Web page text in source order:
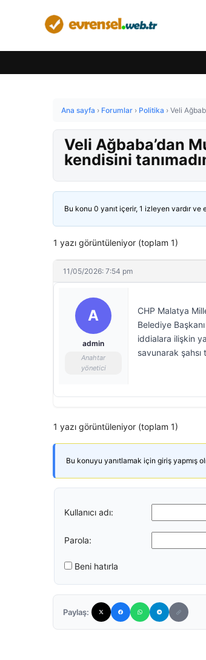
Ana sayfa › Forumlar › Politika › Veli
Veli Ağbaba’dan
kendisini
Bu konu 0 yanıt içerir, 1 izleyen vardır ve
1 yazı görüntüleniyor (toplam 1)
11/05/2026: 7:54 pm
A
admin
Anahtar
yönetici
CHP Malatya
Belediye
iddialara ilişkin
savunarak şahsı
1 yazı görüntüleniyor (toplam 1)
Bu konuyu yanıtlamak için giriş yapmış
Kullanıcı adı:
Parola:
Beni hatırla
Paylaş: